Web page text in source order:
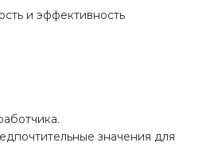
и эффективность
значения для